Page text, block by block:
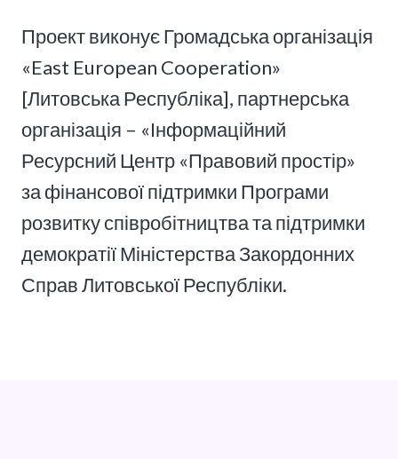
Проект виконує Громадська організація
«East European Cooperation»
[Литовська Республіка], партнерська
організація – «Інформаційний
Ресурсний Центр «Правовий простір»
за фінансової підтримки Програми
розвитку співробітництва та підтримки
демократії Міністерства Закордонних
Справ Литовської Республіки.